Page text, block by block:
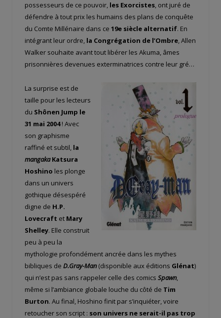
possesseurs de ce pouvoir, les Exorcistes, ont juré de
défendre à tout prix les humains des plans de conquête
du Comte Millénaire dans ce 19e siècle alternatif. En
intégrant leur ordre, la Congrégation de l’Ombre, Allen
Walker souhaite avant tout libérer les Akuma, âmes
prisonnières devenues exterminatrices contre leur gré…
La surprise est de
taille pour les lecteurs
du Shônen Jump le
31 mai 2004! Avec
son graphisme
raffiné et subtil, la
mangakaKatsura
Hoshino les plonge
dans un univers
gothique désespéré
digne de H.P.
Lovecraft et Mary
Shelley. Elle construit
peu à peu la
mythologie profondément ancrée dans les mythes
bibliques de D.Gray-Man(disponible aux éditions Glénat)
qui n’est pas sans rappeler celle des comics Spawn,
même si l’ambiance globale louche du côté de Tim
Burton. Au final, Hoshino finit par s’inquiéter, voire
retoucher son script : son univers ne serait-il pas trop